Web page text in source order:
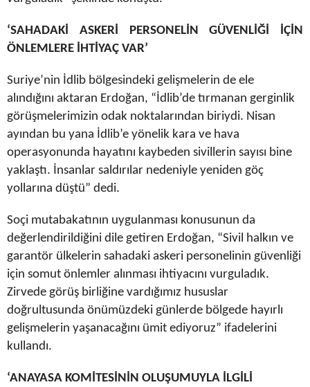
‘SAHADAKİ ASKERİ PERSONELİN GÜVENLİĞİ İÇİN
ÖNLEMLERE İHTİYAÇ VAR’
Suriye’nin İdlib bölgesindeki gelişmelerin de ele
alındığını aktaran Erdoğan, “İdlib’de tırmanan gerginlik
görüşmelerimizin odak noktalarından biriydi. Nisan
ayından bu yana İdlib’e yönelik kara ve hava
operasyonunda hayatını kaybeden sivillerin sayısı bine
yaklaştı. İnsanlar saldırılar nedeniyle yeniden göç
yollarına düştü” dedi.
Soçi mutabakatının uygulanması konusunun da
değerlendirildiğini dile getiren Erdoğan, “Sivil halkın ve
garantör ülkelerin sahadaki askeri personelinin güvenliği
için somut önlemler alınması ihtiyacını vurguladık.
Zirvede görüş birliğine vardığımız hususlar
doğrultusunda önümüzdeki günlerde bölgede hayırlı
gelişmelerin yaşanacağını ümit ediyoruz” ifadelerini
kullandı.
‘ANAYASA KOMİTESİNİN OLUŞUMUYLA İLGİLİ